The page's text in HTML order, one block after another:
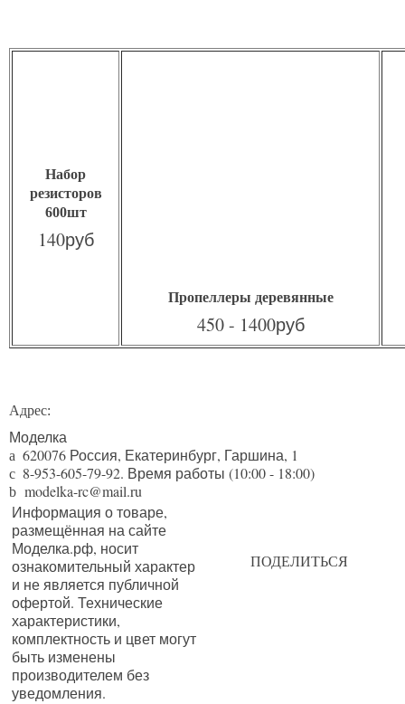
Набор
резисторов
600шт
140руб
Пропеллеры деревянные
450 - 1400руб
Адрес:
Моделка
a 620076 Россия, Екатеринбург, Гаршина, 1
c 8-953-605-79-92. Время работы (10:00 - 18:00)
b modelka-rc@mail.ru
Информация о товаре,
размещённая на сайте
Моделка.рф, носит
ознакомительный характер
и не является публичной
офертой. Технические
характеристики,
комплектность и цвет могут
быть изменены
производителем без
уведомления.
ПОДЕЛИТЬСЯ